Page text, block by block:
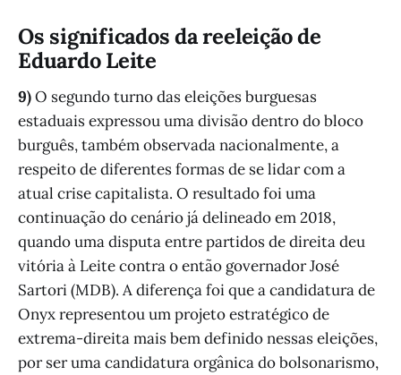
Os significados da reeleição de
Eduardo Leite
9)O segundo turno das eleições burguesas
estaduais expressou uma divisão dentro do bloco
burguês, também observada nacionalmente, a
respeito de diferentes formas de se lidar com a
atual crise capitalista. O resultado foi uma
continuação do cenário já delineado em 2018,
quando uma disputa entre partidos de direita deu
vitória à Leite contra o então governador José
Sartori (MDB). A diferença foi que a candidatura de
Onyx representou um projeto estratégico de
extrema-direita mais bem definido nessas eleições,
por ser uma candidatura orgânica do bolsonarismo,